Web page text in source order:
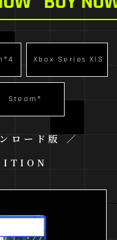
Xbox Series X|S
Steam®
ロード版